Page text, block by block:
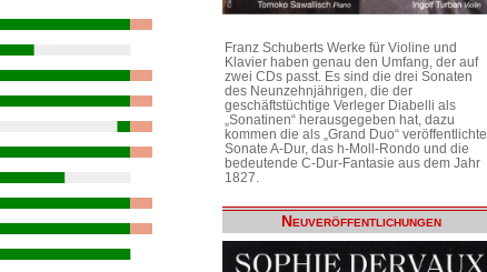
Franz Schuberts Werke für Violine und
Klavier haben genau den Umfang, der auf
zwei CDs passt. Es sind die drei Sonaten
des Neunzehnjährigen, die der
geschäftstüchtige Verleger Diabelli als
„Sonatinen“ herausgegeben hat, dazu
kommen die als „Grand Duo“ veröffentlichte
Sonate A-Dur, das h-Moll-Rondo und die
bedeutende C-Dur-Fantasie aus dem Jahr
1827.
Neuveröffentlichungen